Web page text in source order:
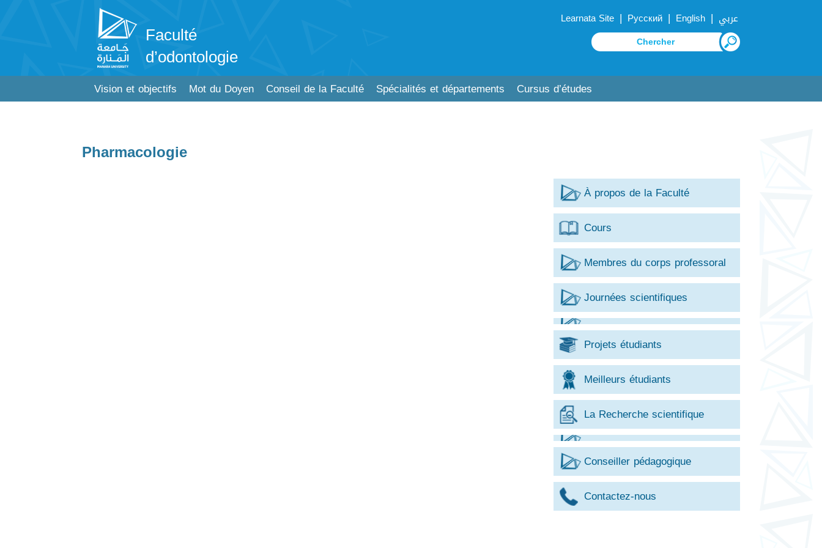
Faculté
d’odontologie
Learnata Site | Русский | English | عربي
Vision et objectifs Mot du Doyen Conseil de la Faculté Spécialités et départements Cursus d’études
Pharmacologie
À propos de la Faculté
Cours
Membres du corps professoral
Journées scientifiques
Projets étudiants
Meilleurs étudiants
La Recherche scientifique
Conseiller pédagogique
Contactez-nous